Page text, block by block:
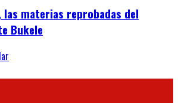
las materias reprobadas del
Bukele